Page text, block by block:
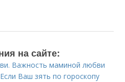
на сайте:
Важность маминой любви
Ваш зять по гороскопу